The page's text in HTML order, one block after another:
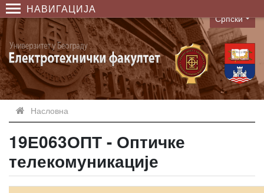
НАВИГАЦИЈА
Language
Српски
Насловна
19Е063ОПТ - Оптичке
телекомуникације